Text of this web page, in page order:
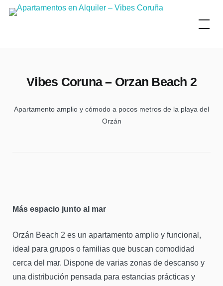
Skip
Vibes Coruna – Orzan Beach 2
Apartamento amplio y cómodo a pocos metros de la playa del
Orzán
Más espacio junto al mar
Orzán Beach 2 es un apartamento amplio y funcional,
ideal para grupos o familias que buscan comodidad
cerca del mar. Dispone de varias zonas de descanso y
una distribución pensada para estancias prácticas y